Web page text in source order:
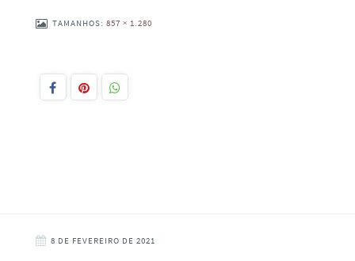
TAMANHOS: 857 × 1.280
8 DE FEVEREIRO DE 2021